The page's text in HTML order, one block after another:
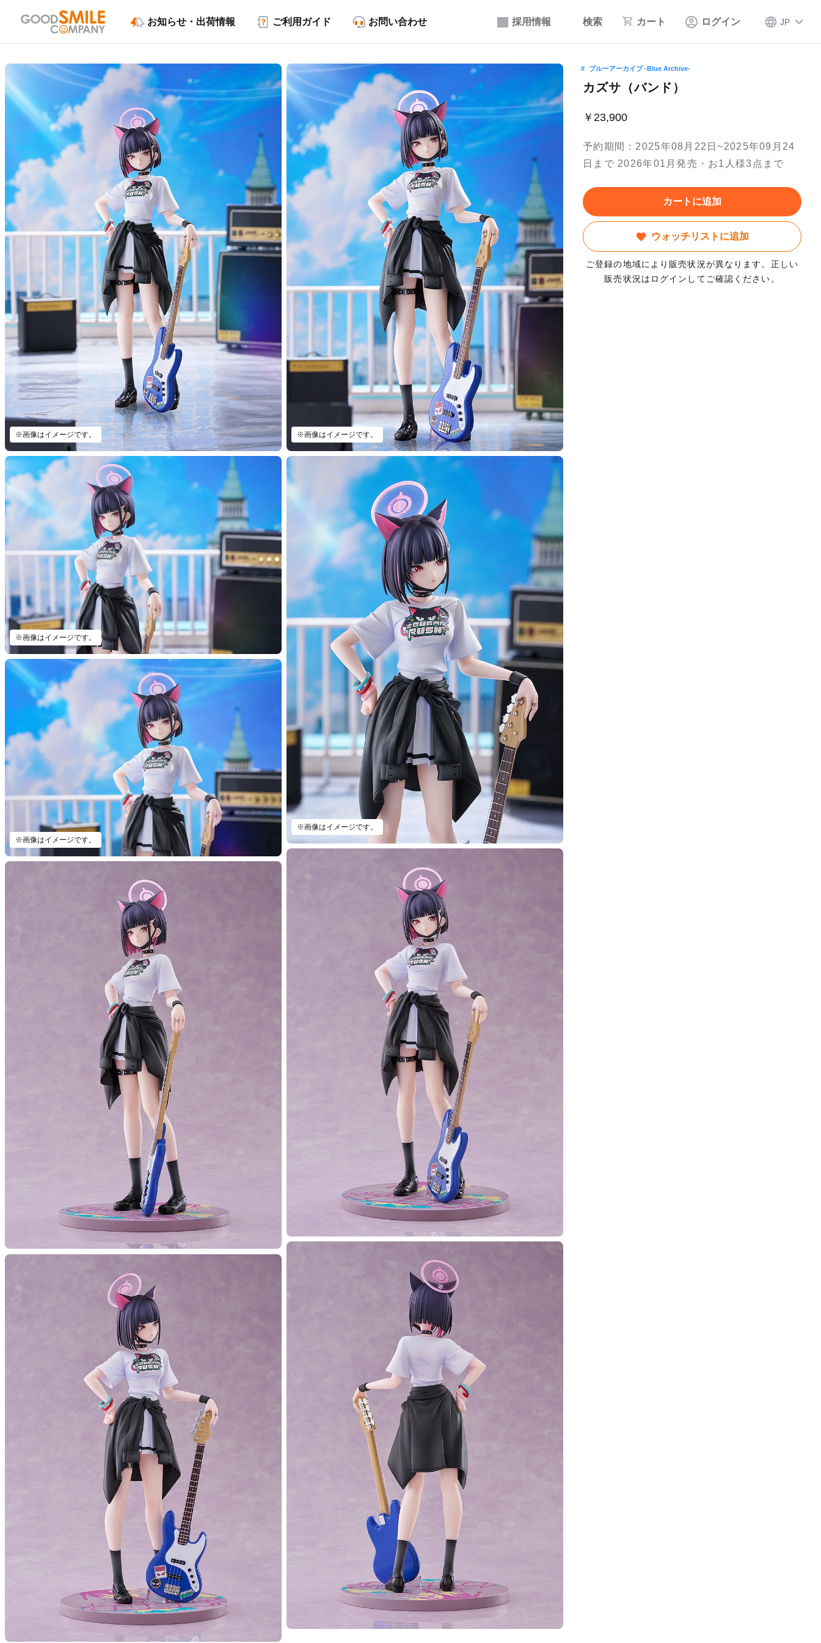
採用情報 検索 カート ログイン JP
お知らせ・出荷情報 ご利用ガイド お問い合わせ
※画像はイメージです。 ※画像はイメージです。
※画像はイメージです。
※画像はイメージです。
※画像はイメージです。
ブルーアーカイブ -Blue Archive-
カズサ（バンド）
￥23,900
予約期間：2025年08月22日~2025年09月24
日まで 2026年01月発売・お1人様3点まで
カートに追加
ウォッチリストに追加
ご登録の地域により販売状況が異なります。正しい
販売状況はログインしてご確認ください。